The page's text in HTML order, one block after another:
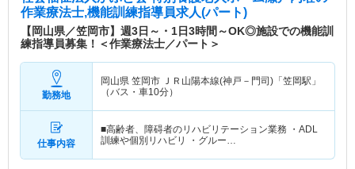
作業療法士,機能訓練指導員求人(パート)
【岡山県／笠岡市】週3日～・1日3時間～OK◎施設での機能訓
練指導員募集！＜作業療法士／パート＞
勤務地
岡山県 笠岡市 ＪＲ山陽本線(神戸－門司)「笠岡駅」
（バス・車10分）
仕事内容
■高齢者、障碍者のリハビリテーション業務 ・ADL
訓練や個別リハビリ ・グルー…